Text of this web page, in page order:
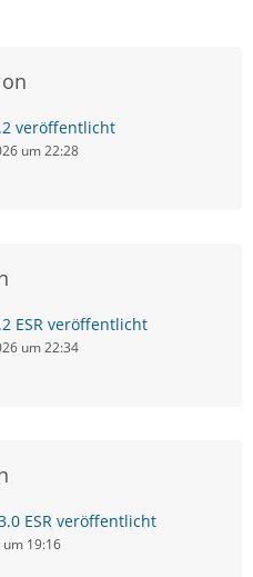
veröffentlicht
um 22:28
ESR veröffentlicht
um 22:34
ESR veröffentlicht
um 19:16